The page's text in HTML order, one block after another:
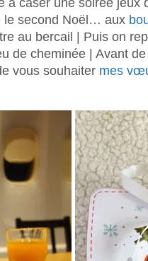
à caser une soirée jeux
le second Noël… aux
au bercail | Puis on
de cheminée | Avant
vous souhaiter mes